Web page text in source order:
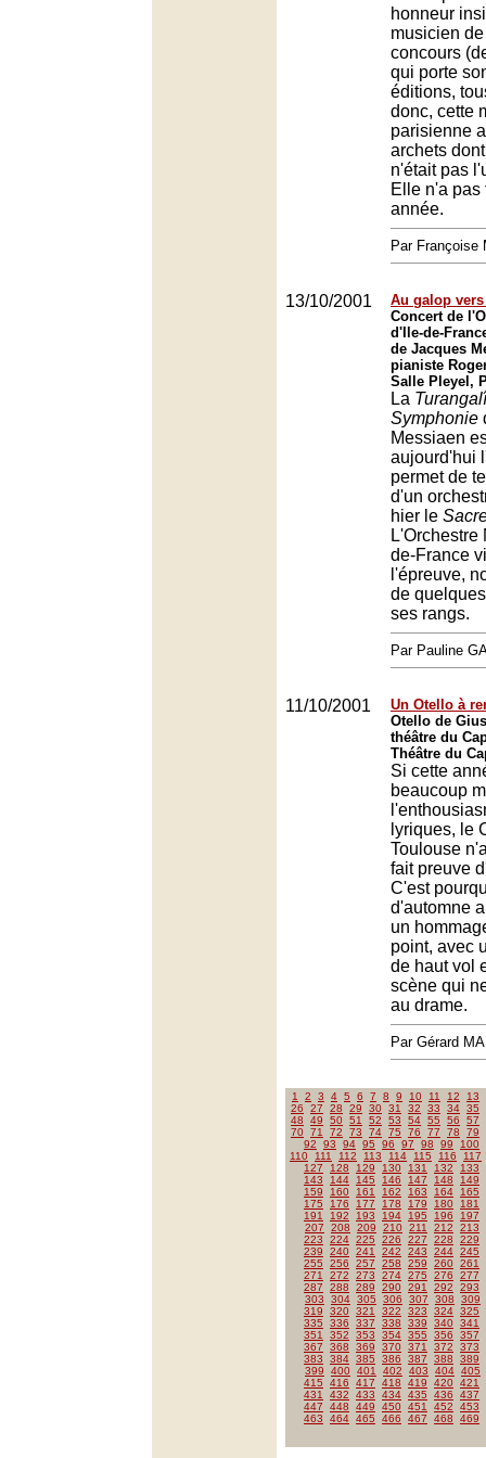
honneur
musicien
concours
qui porte
éditions,
donc, cette
parisienne
archets
n'était pas
Elle n'a pas
année.
Par Françoise
13/10/2001
Au galop
Concert de
d'Ile-de-
de Jacques
pianiste
Salle Pleyel,
La
Symphonie
Messiaen
aujourd'hui
permet de
d'un
hier le
L'Orchestre
de-France
l'épreuve,
de
ses rangs.
Par Pauline
11/10/2001
Un Otello à
Otello de
théâtre du
Théâtre du
Si cette
beaucoup
lyriques, le
Toulouse
fait preuve
C'est
d'automne
un
point, avec
de haut vol
scène qui
au drame.
Par Gérard
1 2 3 4 5 6 7 8 9 10 11 12
13
26
27 28 29 30 31 32 33 34 35
48
49 50 51 52 53 54 55 56
57
70 71 72 73 74 75 76 77 78
79
92
93 94 95 96 97 98 99
100
110
111 112 113 114 115 116
117
127
128 129 130 131 132
133
143
144 145 146 147 148
149
159
160 161 162 163 164
165
175
176 177 178 179 180
181
191
192 193 194 195 196
197
207
208 209 210 211 212
213
223
224 225 226 227 228
229
239
240 241 242 243 244 245
255
256 257 258 259 260 261
271
272 273 274 275 276
277
287
288 289 290 291 292
293
303
304 305 306 307 308
309
319
320 321 322 323 324 325
335
336 337 338 339 340 341
351
352 353 354 355 356
357
367
368 369 370 371 372
373
383
384 385 386 387 388
389
399
400 401 402 403 404 405
415
416 417 418 419 420 421
431
432 433 434 435 436
437
447
448 449 450 451 452
453
463
464 465 466 467 468 469